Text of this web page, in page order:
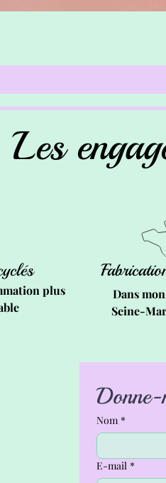
Les
plus
Dans
Seine-
Nom *
E-mail *